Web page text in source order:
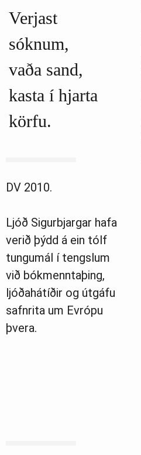
Verjast
sóknum,
vaða sand,
kasta í hjarta
körfu.
DV 2010.
Ljóð Sigurbjargar hafa
verið þýdd á ein tólf
tungumál í tengslum
við bókmenntaþing,
ljóðahátíðir og útgáfu
safnrita um Evrópu
þvera.